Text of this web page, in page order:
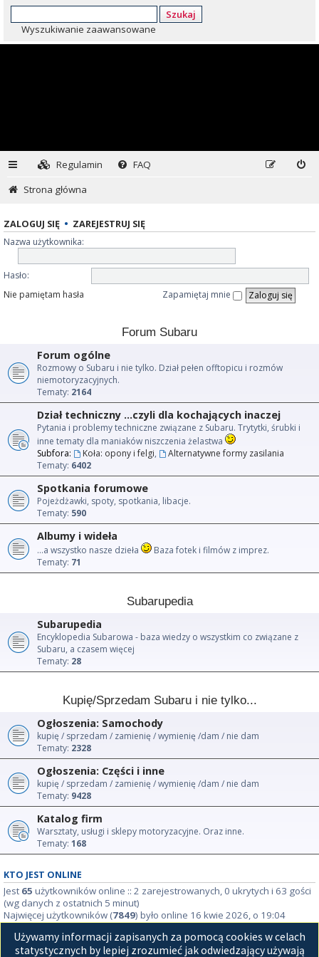
Szukaj
Wyszukiwanie zaawansowane
Regulamin
FAQ
Strona główna
ZALOGUJ SIĘ • ZAREJESTRUJ SIĘ
Nazwa użytkownika:
Hasło:
Nie pamiętam hasła
Zapamiętaj mnie
Forum Subaru
Forum ogólne
Rozmowy o Subaru i nie tylko. Dział pełen offtopicu i rozmów
niemotoryzacyjnych.
Tematy: 2164
Dział techniczny ...czyli dla kochających inaczej
Pytania i problemy techniczne związane z Subaru. Trytytki, śrubki i
inne tematy dla maniaków niszczenia żelastwa
Subfora:
Koła: opony i felgi,
Alternatywne formy zasilania
Tematy: 6402
Spotkania forumowe
Pojeżdżawki, spoty, spotkania, libacje.
Tematy: 590
Albumy i wideła
...a wszystko nasze dzieła
Baza fotek i filmów z imprez.
Tematy: 71
Subarupedia
Subarupedia
Encyklopedia Subarowa - baza wiedzy o wszystkim co związane z
Subaru, a czasem więcej
Tematy: 28
Kupię/Sprzedam Subaru i nie tylko...
Ogłoszenia: Samochody
kupię / sprzedam / zamienię / wymienię /dam / nie dam
Tematy: 2328
Ogłoszenia: Części i inne
kupię / sprzedam / zamienię / wymienię /dam / nie dam
Tematy: 9428
Katalog firm
Warsztaty, usługi i sklepy motoryzacyjne. Oraz inne.
Tematy: 168
KTO JEST ONLINE
Jest 65 użytkowników online :: 2 zarejestrowanych, 0 ukrytych i 63 gości
(wg danych z ostatnich 5 minut)
Najwięcej użytkowników (7849) było online 16 kwie 2026, o 19:04
STATYSTYKI
Używamy informacji zapisanych za pomocą cookies w celach
statystycznych by lepiej zrozumieć jak odwiedzający używają